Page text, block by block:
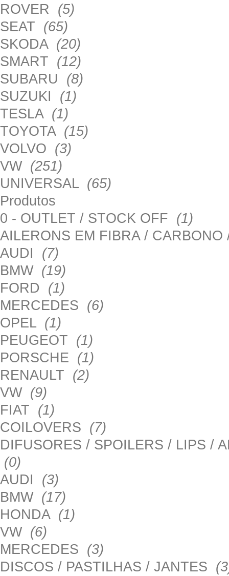
ROVER (5)
SEAT (65)
SKODA (20)
SMART (12)
SUBARU (8)
SUZUKI (1)
TESLA (1)
TOYOTA (15)
VOLVO (3)
VW (251)
UNIVERSAL (65)
Produtos
0 - OUTLET / STOCK OFF (1)
AILERONS EM FIBRA /
AUDI (7)
BMW (19)
FORD (1)
MERCEDES (6)
OPEL (1)
PEUGEOT (1)
PORSCHE (1)
RENAULT (2)
VW (9)
FIAT (1)
COILOVERS (7)
DIFUSORES / SPOILERS / LIPS /
(0)
AUDI (3)
BMW (17)
HONDA (1)
VW (6)
MERCEDES (3)
DISCOS / PASTILHAS / JANTES